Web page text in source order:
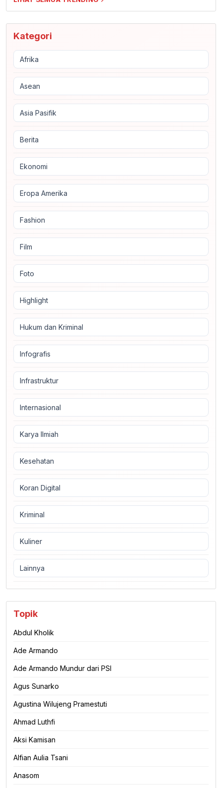
Kategori
Afrika
Asean
Asia Pasifik
Berita
Ekonomi
Eropa Amerika
Fashion
Film
Foto
Highlight
Hukum dan Kriminal
Infografis
Infrastruktur
Internasional
Karya Ilmiah
Kesehatan
Koran Digital
Kriminal
Kuliner
Lainnya
Topik
Abdul Kholik
Ade Armando
Ade Armando Mundur dari PSI
Agus Sunarko
Agustina Wilujeng Pramestuti
Ahmad Luthfi
Aksi Kamisan
Alfian Aulia Tsani
Anasom